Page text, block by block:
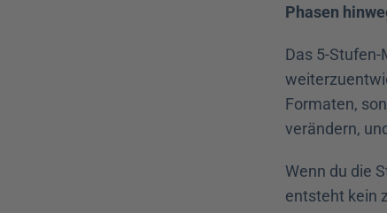
Phasen
Das 5-
Formaten,
verändern,
Wenn du die
entsteht kein